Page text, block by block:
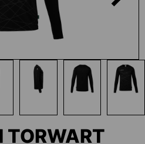
TORWART